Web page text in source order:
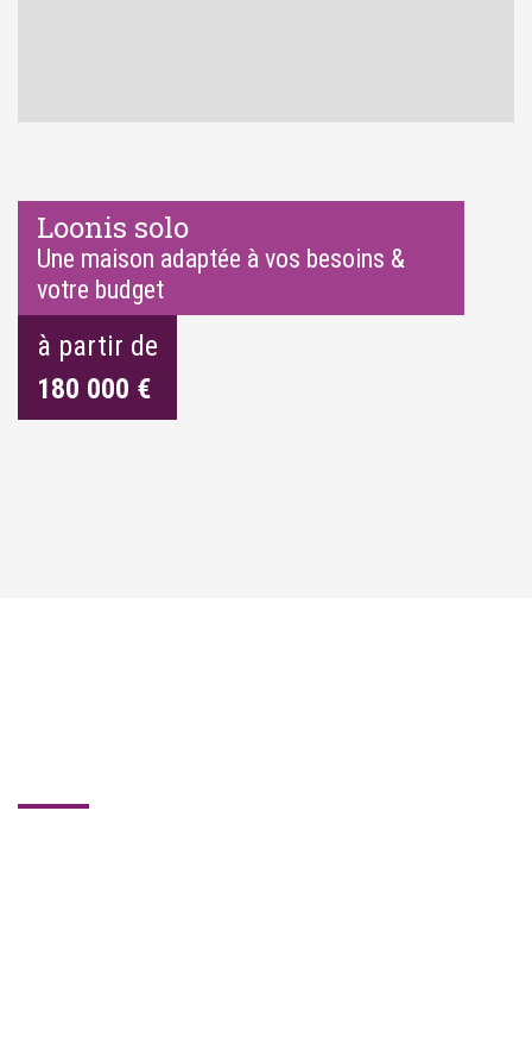
Loonis solo
Une maison adaptée à vos besoins &
votre budget
à partir de
180 000 €